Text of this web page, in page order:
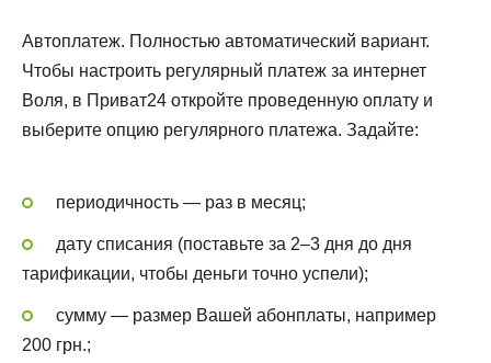
Автоплатеж. Полностью автоматический вариант.
Чтобы настроить регулярный платеж за интернет
Воля, в Приват24 откройте проведенную оплату и
выберите опцию регулярного платежа. Задайте:
периодичность — раз в месяц;
дату списания (поставьте за 2–3 дня до дня
тарификации, чтобы деньги точно успели);
сумму — размер Вашей абонплаты, например
200 грн.;